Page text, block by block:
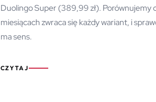
Duolingo Super (389,99 zł). Porównujemy
miesiącach zwraca się każdy wariant, i
ma sens.
CZYTAJ